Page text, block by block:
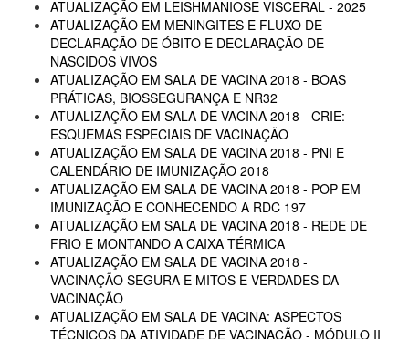
ATUALIZAÇÃO EM LEISHMANIOSE VISCERAL - 2025
ATUALIZAÇÃO EM MENINGITES E FLUXO DE
DECLARAÇÃO DE ÓBITO E DECLARAÇÃO DE
NASCIDOS VIVOS
ATUALIZAÇÃO EM SALA DE VACINA 2018 - BOAS
PRÁTICAS, BIOSSEGURANÇA E NR32
ATUALIZAÇÃO EM SALA DE VACINA 2018 - CRIE:
ESQUEMAS ESPECIAIS DE VACINAÇÃO
ATUALIZAÇÃO EM SALA DE VACINA 2018 - PNI E
CALENDÁRIO DE IMUNIZAÇÃO 2018
ATUALIZAÇÃO EM SALA DE VACINA 2018 - POP EM
IMUNIZAÇÃO E CONHECENDO A RDC 197
ATUALIZAÇÃO EM SALA DE VACINA 2018 - REDE DE
FRIO E MONTANDO A CAIXA TÉRMICA
ATUALIZAÇÃO EM SALA DE VACINA 2018 -
VACINAÇÃO SEGURA E MITOS E VERDADES DA
VACINAÇÃO
ATUALIZAÇÃO EM SALA DE VACINA: ASPECTOS
TÉCNICOS DA ATIVIDADE DE VACINAÇÃO - MÓDULO II